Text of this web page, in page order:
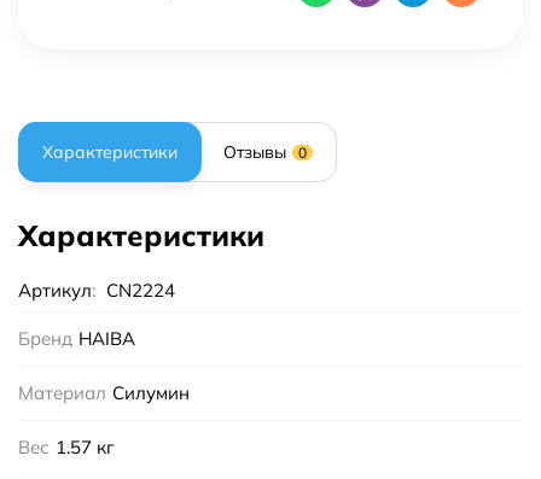
Характеристики Отзывы 0
Характеристики
Артикул: CN2224
Бренд HAIBA
Материал Силумин
Вес 1.57 кг